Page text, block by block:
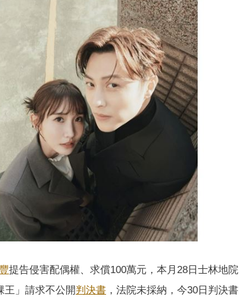
提告侵害配偶權、求償100萬元，本月28日士林地院
王」請求不公開判決書 ，法院未採納，今30日判決書